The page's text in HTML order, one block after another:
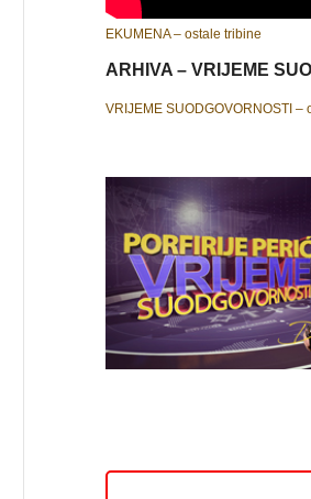
EKUMENA – ostale tribine
ARHIVA – VRIJEME
VRIJEME SUODGOVORNOSTI –